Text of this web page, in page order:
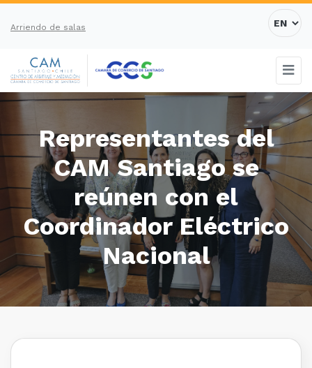
Arriendo de salas
Representantes del
CAM Santiago se
reúnen con el
Coordinador Eléctrico
Nacional